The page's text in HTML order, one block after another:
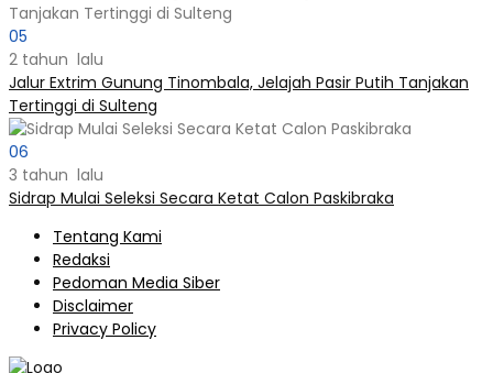
05
2 tahun lalu
Jalur Extrim Gunung Tinombala, Jelajah Pasir Putih Tanjakan
Tertinggi di Sulteng
06
3 tahun lalu
Sidrap Mulai Seleksi Secara Ketat Calon Paskibraka
Tentang Kami
Redaksi
Pedoman Media Siber
Disclaimer
Privacy Policy